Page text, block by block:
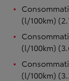
(l/100km)
(l/100km)
(l/100km)